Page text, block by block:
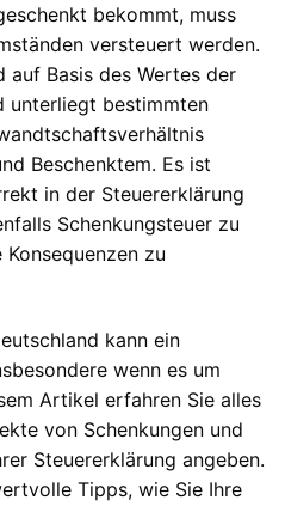
bekommt, muss
versteuert werden.
auf Basis des Wertes der
unterliegt bestimmten
Beschenktem. Es ist
in der Steuererklärung
Schenkungsteuer zu
zu
kann ein
wenn es um
Artikel erfahren Sie alles
von Schenkungen und
Steuererklärung angeben.
Tipps, wie Sie Ihre